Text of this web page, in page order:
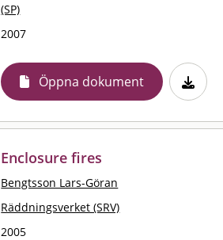
(SP)
2007
Öppna dokument
Enclosure fires
Bengtsson Lars-Göran
Räddningsverket (SRV)
2005